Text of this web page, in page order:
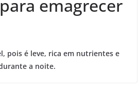
emagrecer
pois é leve, rica em nutrientes e
a noite.